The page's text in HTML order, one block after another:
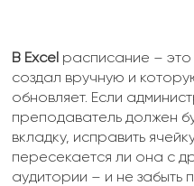
В Excel расписание –
создал вручную и
обновляет. Если
преподаватель должен
вкладку, исправить
пересекается ли она с
аудитории – и не забыть